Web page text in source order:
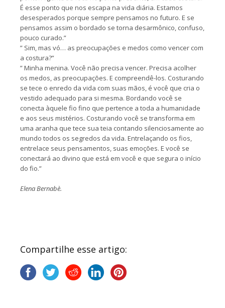
É esse ponto que nos escapa na vida diária. Estamos
desesperados porque sempre pensamos no futuro. E se
pensamos assim o bordado se torna desarmônico, confuso,
pouco curado.”
” Sim, mas vó… as preocupações e medos como vencer com
a costura?”
” Minha menina. Você não precisa vencer. Precisa acolher
os medos, as preocupações. E compreendê-los. Costurando
se tece o enredo da vida com suas mãos, é você que cria o
vestido adequado para si mesma. Bordando você se
conecta àquele fio fino que pertence a toda a humanidade
e aos seus mistérios. Costurando você se transforma em
uma aranha que tece sua teia contando silenciosamente ao
mundo todos os segredos da vida. Entrelaçando os fios,
entrelace seus pensamentos, suas emoções. E você se
conectará ao divino que está em você e que segura o início
do fio.”
Elena Bernabè.
Compartilhe esse artigo: